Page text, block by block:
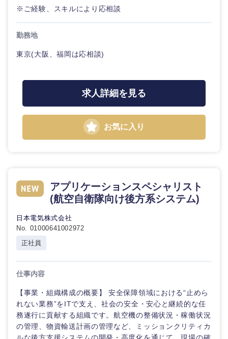
※ご経験、スキルにより応相談
勤務地
東京(大阪、福岡は応相談)
求人詳細を見る
お気に入り
アプリケーションスペシャリスト
(航空自衛隊向け後方系システム)
日本電気株式会社
No. 01000641002972
正社員
仕事内容
【事業・組織構成の概要】 安全保障領域における“止めら
れない業務”をITで支え、社会の安全・安心と継続的な任
務遂行に貢献する組織です。航空機の整備状況・稼働状況
の管理、物資輸送計画の管理など、ミッションクリティカ